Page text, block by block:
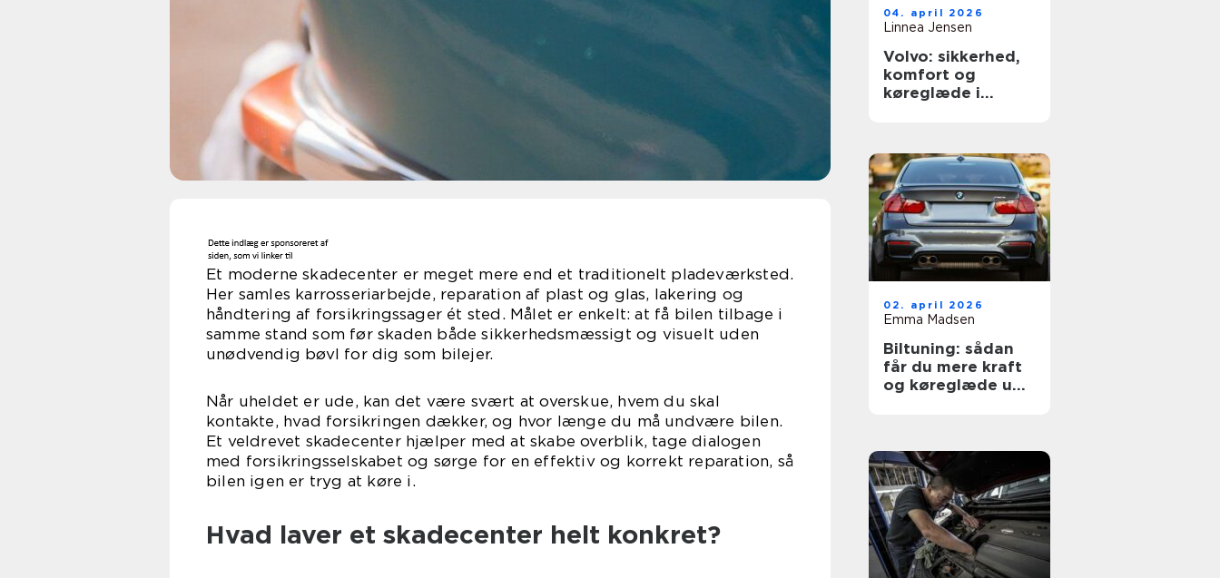
Et moderne skadecenter er meget mere end et traditionelt pladeværksted.
Her samles karrosseriarbejde, reparation af plast og glas, lakering og
håndtering af forsikringssager ét sted. Målet er enkelt: at få bilen tilbage i
samme stand som før skaden både sikkerhedsmæssigt og visuelt uden
unødvendig bøvl for dig som bilejer.
Når uheldet er ude, kan det være svært at overskue, hvem du skal
kontakte, hvad forsikringen dækker, og hvor længe du må undvære bilen.
Et veldrevet skadecenter hjælper med at skabe overblik, tage dialogen
med forsikringsselskabet og sørge for en effektiv og korrekt reparation, så
bilen igen er tryg at køre i.
Hvad laver et skadecenter helt konkret?
04. april 2026
Linnea Jensen
Volvo: sikkerhed,
komfort og
køreglæde i
02. april 2026
Emma Madsen
Biltuning: sådan
får du mere kraft
og køreglæde ud